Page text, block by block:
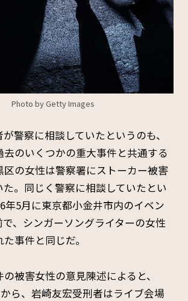
Photo by Getty Images
警察に相談していたというのも、
のいくつかの重大事件と共通する
区の女性は警察署にストーカー被害
。同じく警察に相談していたとい
年5月に東京都小金井市内のイベン
で、シンガーソングライターの女性
事件と同じだ。
被害女性の意見陳述によると、
ら、岩崎友宏受刑者はライブ会場